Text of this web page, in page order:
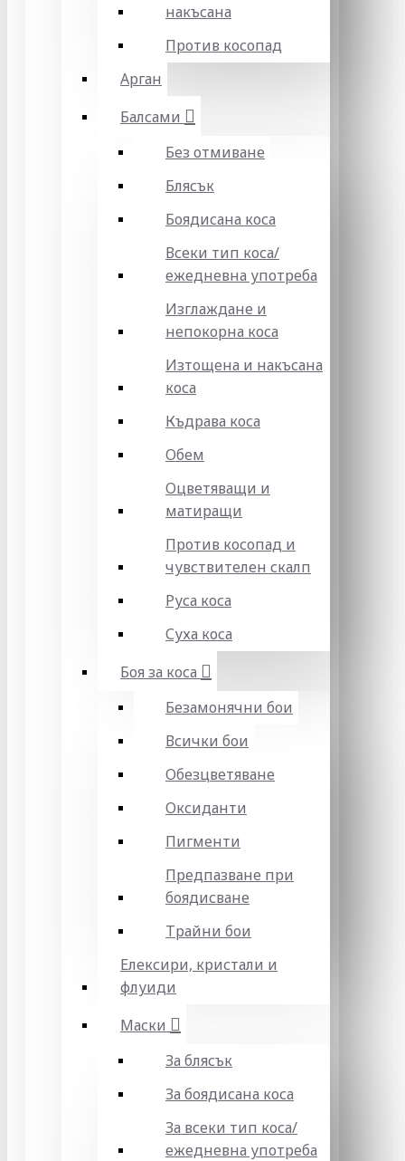
накъсана
Против косопад
Арган
Балсами
Без отмиване
Блясък
Боядисана коса
Всеки тип коса/
ежедневна употреба
Изглаждане и
непокорна коса
Изтощена и накъсана
коса
Къдрава коса
Обем
Оцветяващи и
матиращи
Против косопад и
чувствителен скалп
Руса коса
Суха коса
Боя за коса
Безамонячни бои
Всички бои
Обезцветяване
Оксиданти
Пигменти
Предпазване при
боядисване
Трайни бои
Елексири, кристали и
флуиди
Маски
За блясък
За боядисана коса
За всеки тип коса/
ежедневна употреба